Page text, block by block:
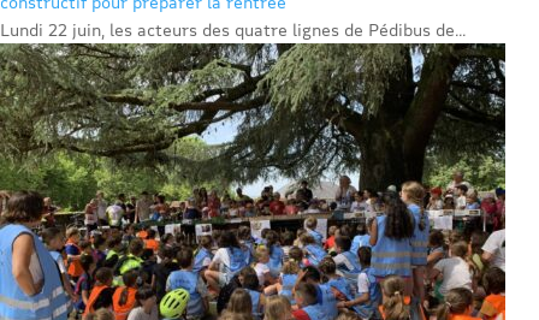
Lundi 22 juin, les acteurs des quatre lignes de Pédibus de...